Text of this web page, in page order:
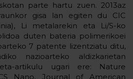
parte hartu zuen. 2013az
gisa lan egiten du CIC
Li metalarekin eta Li/S-ko
duten bateria polimerikoei
7 patente lizentziatu ditu,
nazioarteko aldizkarietan
artikulu ugari ere: Nature
Nano, Journal of American